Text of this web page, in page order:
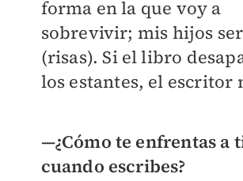
forma en la que voy a
sobrevivir; mis hijos
(risas). Si el libro
los estantes, el escritor
—¿Cómo te enfrentas a
cuando escribes?